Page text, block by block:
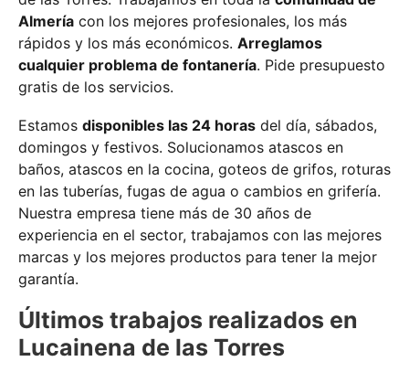
Almería con los mejores profesionales, los más
rápidos y los más económicos. Arreglamos
cualquier problema de fontanería. Pide presupuesto
gratis de los servicios.
Estamos disponibles las 24 horas del día, sábados,
domingos y festivos. Solucionamos atascos en
baños, atascos en la cocina, goteos de grifos, roturas
en las tuberías, fugas de agua o cambios en grifería.
Nuestra empresa tiene más de 30 años de
experiencia en el sector, trabajamos con las mejores
marcas y los mejores productos para tener la mejor
garantía.
Últimos trabajos realizados en
Lucainena de las Torres